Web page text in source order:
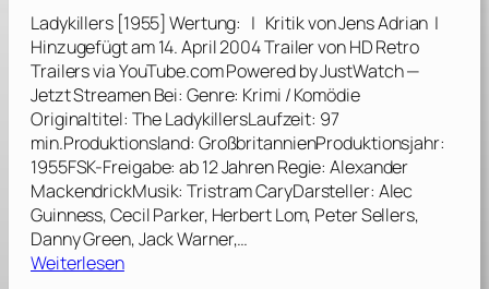
k
i
l
l
e
r
s
[
2
0
0
4
Ladykillers [1955] Wertung: | Kritik von Jens Adrian |
Hinzugefügt am 14. April 2004 Trailer von HD Retro
Trailers via YouTube.com Powered by JustWatch —
Jetzt Streamen Bei: Genre: Krimi / Komödie
Originaltitel: The LadykillersLaufzeit: 97
min.Produktionsland: GroßbritannienProduktionsjahr:
1955FSK-Freigabe: ab 12 Jahren Regie: Alexander
MackendrickMusik: Tristram CaryDarsteller: Alec
Guinness, Cecil Parker, Herbert Lom, Peter Sellers,
Danny Green, Jack Warner,…
Weiterlesen: